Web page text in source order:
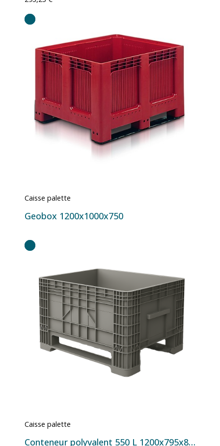
Caisse palette
Geobox 1200x1000x750
Caisse palette
Conteneur polyvalent 550 L 1200x795x800 mm - Version 2 semelles